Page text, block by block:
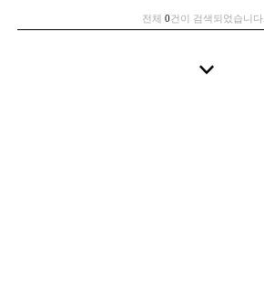
전체 0건이 검색되었습니다.